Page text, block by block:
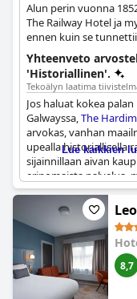
Alun perin vuonna
The Railway Hotel ja
ennen kuin se
säilyttänyt tähän
hotelli pyrki aina
majoitusta jokaiselle
Ranskan prinssi Louis
maailmansodan
Yhteenveto
'Historiallinen'.
Tekoälyn laatima
Jos haluat kokea
Galwayssa,The
arvokas, vanhan
upealla historiallisella
sijainnillaan aivan
erinomaista palvelua,
kuninkaalliseksi
kauniiseen vanhaan
rikkaasta perinnöstä.
nykyaikaan tarjoten
oleskeluun. Ja
Squaren reunalla on
kauempaa kuinThe
historiasta ja
Lue kaikkien
8,7